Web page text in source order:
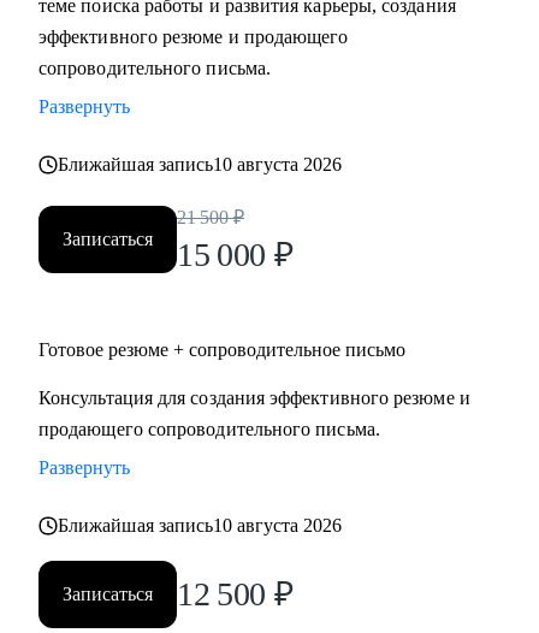
требований рынка.
• Подготовить резюме и сопроводительное письмо под
конкретную цель.
включая оценочные процедуры.
• Отработать самопрезентацию, сложные вопросы и
переговорную позицию.
коммерческим сектором: адаптировать позиционирование
Кому могу помочь
Руководителям и экспертам из отраслей и
• Промышленность и производство
• Нефтегаз и энергетика
• Строительство и девелопмент
• Товары повседневного спроса (FMCG) и дистрибуция
теме поиска работы и развития карьеры, создания
эффективного резюме и продающего
сопроводительного письма.
Развернуть
Ближайшая запись10 августа 2026
Записаться
21 500 ₽
15 000 ₽
Готовое резюме + сопроводительное письмо
Консультация для создания эффективного резюме и
продающего сопроводительного письма.
Развернуть
Ближайшая запись10 августа 2026
Записаться 12 500 ₽